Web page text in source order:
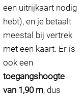
een uitrijkaart nodig
hebt), en je betaalt
meestal bij vertrek
met een kaart. Er is
ook een
toegangshoogte
van 1,90 m, dus